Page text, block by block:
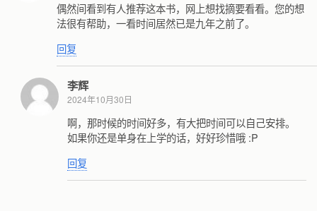
偶然间看到有人推荐这本书，网上想找摘要看看。您的想
法很有帮助，一看时间居然已是九年之前了。
回复
李辉
2024年10月30日
啊，那时候的时间好多，有大把时间可以自己安排。
如果你还是单身在上学的话，好好珍惜哦 :P
回复